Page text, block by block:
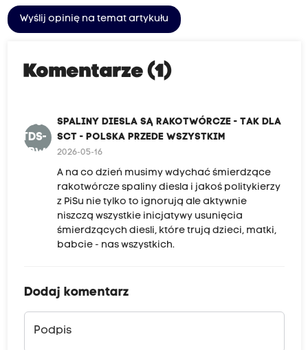
Wyślij opinię na temat artykułu
Komentarze (1)
SDSR-
TDS-
PPW
SPALINY DIESLA SĄ RAKOTWÓRCZE - TAK DLA
SCT - POLSKA PRZEDE WSZYSTKIM
2026-05-16
A na co dzień musimy wdychać śmierdzące
rakotwórcze spaliny diesla i jakoś politykierzy
z PiSu nie tylko to ignorują ale aktywnie
niszczą wszystkie inicjatywy usunięcia
śmierdzących diesli, które trują dzieci, matki,
babcie - nas wszystkich.
Dodaj komentarz
Podpis